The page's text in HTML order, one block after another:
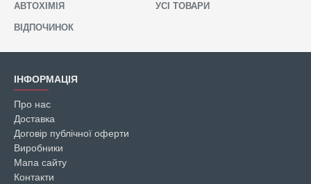
АВТОХІМІЯ
ВІДПОЧИНОК
УСІ ТОВАРИ
ІНФОРМАЦІЯ
Про нас
Доставка
Договір публічної оферти
Виробники
Мапа сайту
Контакти